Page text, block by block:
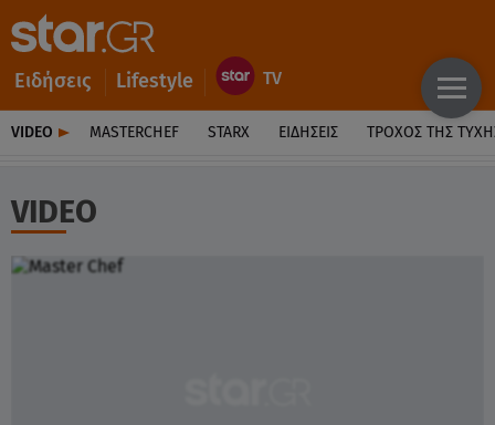
Ειδήσεις Lifestyle
VIDEO MASTERCHEF STARX ΕΙΔΉΣΕΙΣ ΤΡΟΧΌΣ ΤΗΣ
VIDEO